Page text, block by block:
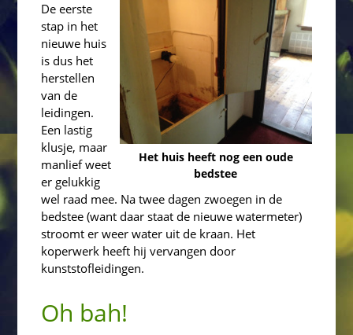
Het huis heeft nog een oude
bedstee
De eerste
stap in het
nieuwe huis
is dus het
herstellen
van de
leidingen.
Een lastig
klusje, maar
manlief weet
er gelukkig
wel raad mee. Na twee dagen zwoegen in de
bedstee (want daar staat de nieuwe watermeter)
stroomt er weer water uit de kraan. Het
koperwerk heeft hij vervangen door
kunststofleidingen.
Oh bah!